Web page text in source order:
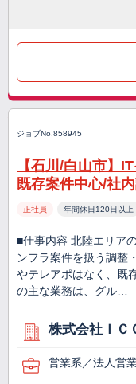
ジョブNo.858945
【石川/白山市】
既存案件中心/社
正社員 年間休日120日以上
■仕事内容 北陸エリア
ンフラ案件を扱う調整
やテレアポはなく、既
の主な業務は、グル…
株式会社ＩＣ
営業系／法人営